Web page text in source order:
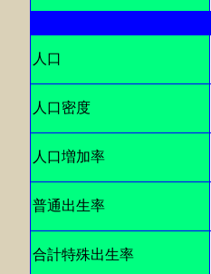
人口
人口密度
人口増加率
普通出生率
合計特殊出生率